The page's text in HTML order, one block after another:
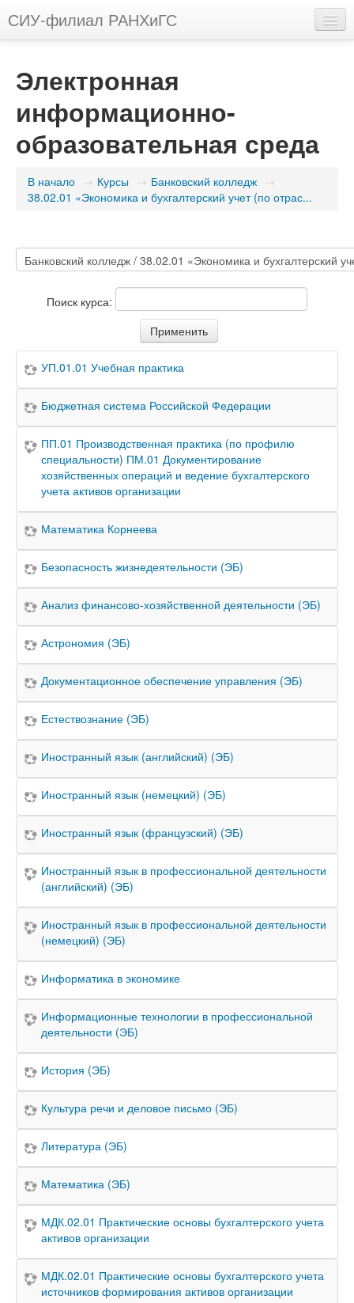
СИУ-филиал РАНХиГС
Вы не вошли в систему (Вход)
Электронная
информационно-
образовательная среда
В начало → Курсы → Банковский колледж →
38.02.01 «Экономика и бухгалтерский учет (по отрас...
Поиск курса:
УП.01.01 Учебная практика
Бюджетная система Российской Федерации
ПП.01 Производственная практика (по профилю
специальности) ПМ.01 Документирование
хозяйственных операций и ведение бухгалтерского
учета активов организации
Математика Корнеева
Безопасность жизнедеятельности (ЭБ)
Анализ финансово-хозяйственной деятельности (ЭБ)
Астрономия (ЭБ)
Документационное обеспечение управления (ЭБ)
Естествознание (ЭБ)
Иностранный язык (английский) (ЭБ)
Иностранный язык (немецкий) (ЭБ)
Иностранный язык (французский) (ЭБ)
Иностранный язык в профессиональной деятельности
(английский) (ЭБ)
Иностранный язык в профессиональной деятельности
(немецкий) (ЭБ)
Информатика в экономике
Информационные технологии в профессиональной
деятельности (ЭБ)
История (ЭБ)
Культура речи и деловое письмо (ЭБ)
Литература (ЭБ)
Математика (ЭБ)
МДК.02.01 Практические основы бухгалтерского учета
активов организации
МДК.02.01 Практические основы бухгалтерского учета
источников формирования активов организации